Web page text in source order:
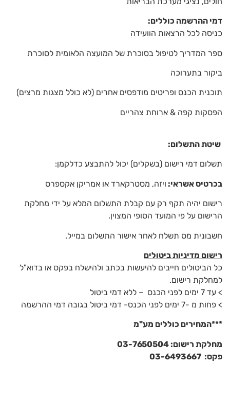
דמי ההרשמה כוללים:
כניסה לכל הרצאות הוועידה
ספר המדריך לטיפול בסוכרת של המועצה הלאומית לסוכרת
ביקור בתערוכה
תוכנית הכנס ופריטים מודפסים אחרים (לא כולל מצגות מרצים)
הפסקות קפה & ארוחת צהריים
שיטת התשלום:
תשלום דמי רישום (בשקלים) יכול להתבצע כדלקמן:
בכרטיס אשראי: ויזה, מסטרקארד או אמריקן אקספרס
רישום יהיה תקף רק עם קבלת התשלום המלא על ידי מחלקת
הרישום על פי המועד הסופי המצוין.
חשבונית מס תשלח לאחר אישור התשלום במייל.
רישום מדיניות ביטולים
כל הביטולים חייבים להיעשות בכתב ולהישלח בפקס או בדוא"ל
למחלקת רישום.
> עד 7 ימים לפני הכנס – ללא דמי ביטול
> פחות מ -7 ימים לפני הכנס- דמי ביטול בגובה דמי ההרשמה
***המחירים כוללים מע"מ
מחלקת רישום: 03-7650504
פקס:
03-6493667